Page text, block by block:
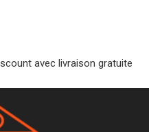
avec livraison gratuite